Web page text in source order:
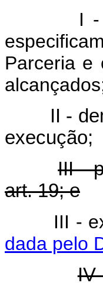
I -
Parceria e
II -
execução;
III -
art. 19; e
III -
dada pelo
IV